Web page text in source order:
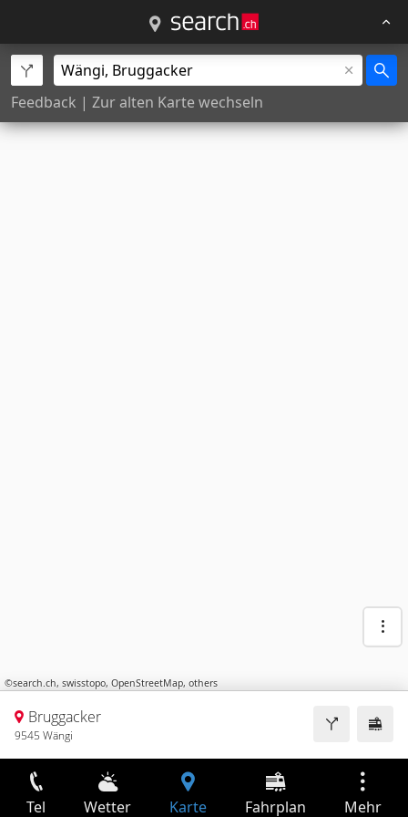
Feedback | Zur alten Karte wechseln
©search.ch, swisstopo, OpenStreetMap, others
Bruggacker
9545 Wängi
Tel Wetter Karte Fahrplan Mehr